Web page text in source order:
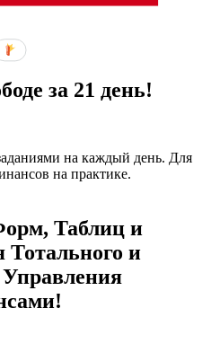
за 21 день!
на каждый день. Для
на практике.
Таблиц и
Тотального и
Управления